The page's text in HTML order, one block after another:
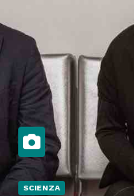
SCIENZA